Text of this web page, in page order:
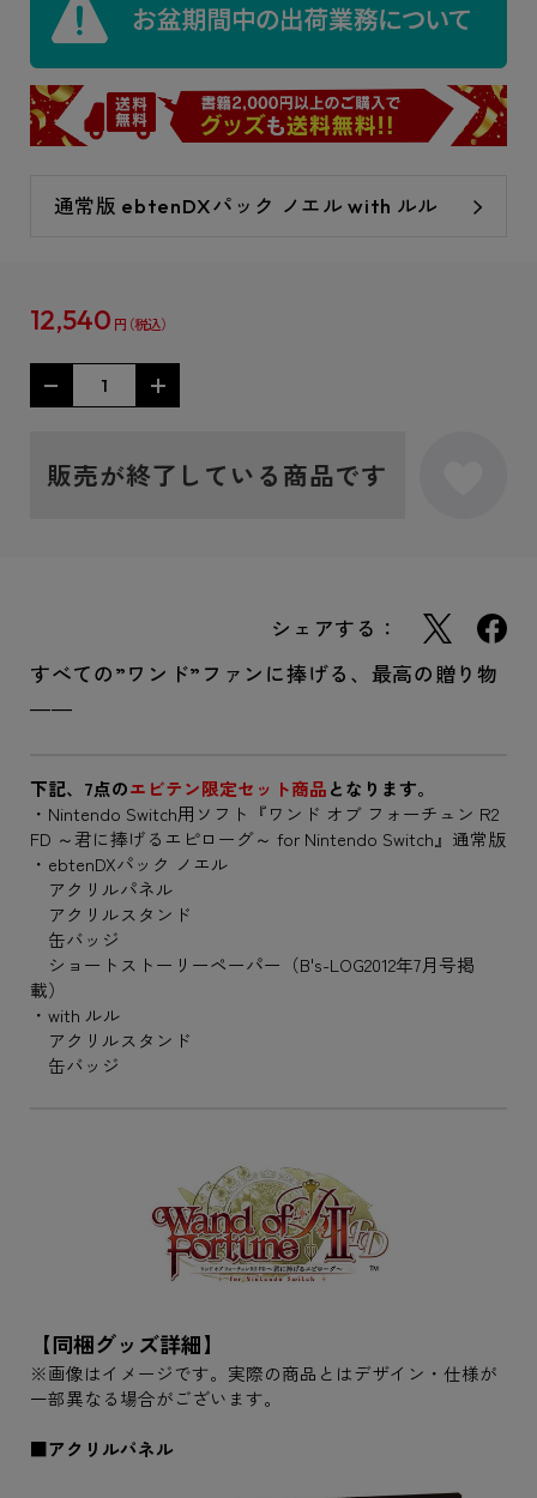
通常版 ebtenDXパック ノエル with ルル
12,540 円
販売が終了している商品です
シェアする：
すべての”ワンド”ファンに捧げる、最高の贈り物
――
下記、7点のエビテン限定セット商品となります。
・Nintendo Switch用ソフト『ワンド オブ フォーチュン R2
FD ～君に捧げるエピローグ～ for Nintendo Switch』通常版
・ebtenDXパック ノエル
アクリルパネル
アクリルスタンド
缶バッジ
ショートストーリーペーパー（B's-LOG2012年7月号掲
載）
・with ルル
アクリルスタンド
缶バッジ
【同梱グッズ詳細】
※画像はイメージです。実際の商品とはデザイン・仕様が
一部異なる場合がございます。
■アクリルパネル